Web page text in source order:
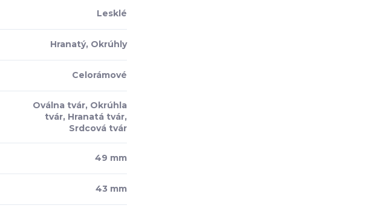
Lesklé
Hranatý, Okrúhly
Celorámové
Oválna tvár, Okrúhla
tvár, Hranatá tvár,
Srdcová tvár
49 mm
43 mm